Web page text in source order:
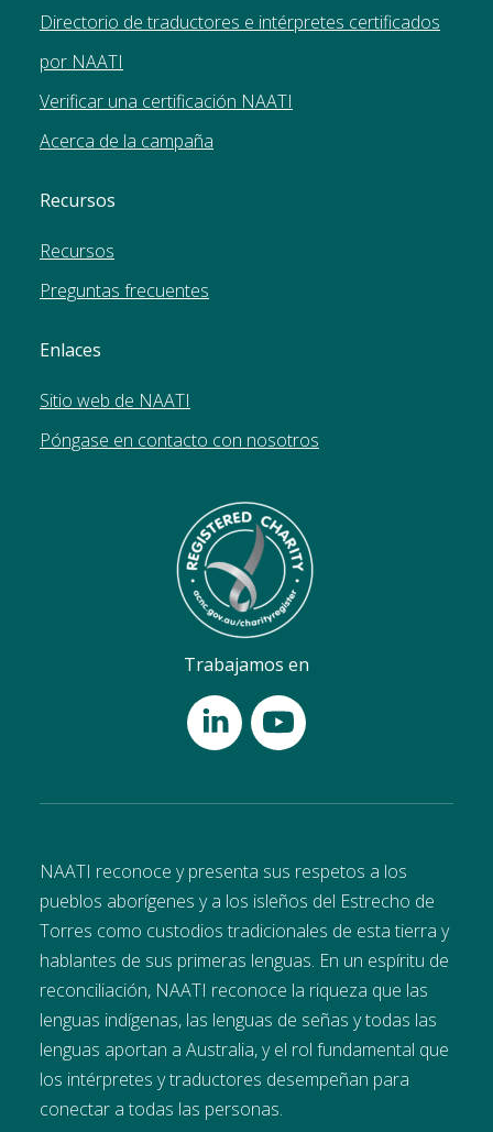
Directorio de traductores e intérpretes certificados
por NAATI
Verificar una certificación NAATI
Acerca de la campaña
Recursos
Recursos
Preguntas frecuentes
Enlaces
Sitio web de NAATI
Póngase en contacto con nosotros
Trabajamos en
NAATI reconoce y presenta sus respetos a los
pueblos aborígenes y a los isleños del Estrecho de
Torres como custodios tradicionales de esta tierra y
hablantes de sus primeras lenguas. En un espíritu de
reconciliación, NAATI reconoce la riqueza que las
lenguas indígenas, las lenguas de señas y todas las
lenguas aportan a Australia, y el rol fundamental que
los intérpretes y traductores desempeñan para
conectar a todas las personas.